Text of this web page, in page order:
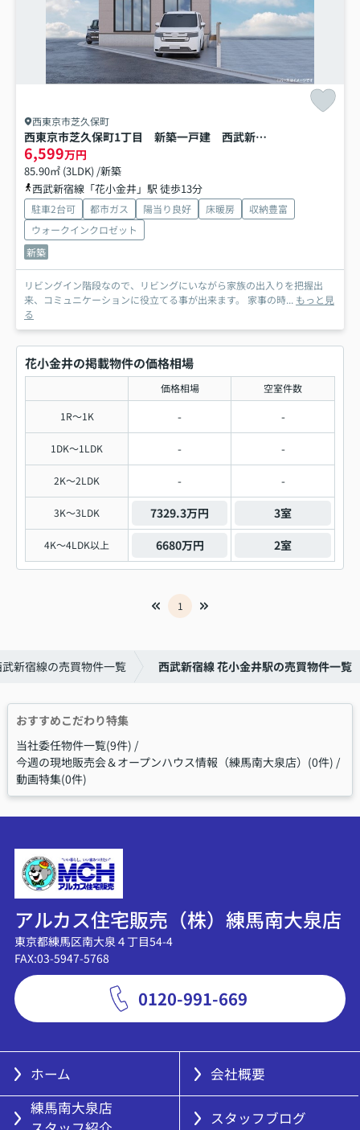
西東京市芝久保町
西東京市芝久保町1丁目 新築一戸建 西武新宿線 花小金井
6,599万円
85.90㎡ (3LDK) /新築
西武新宿線「花小金井」駅 徒歩13分
駐車2台可 都市ガス 陽当り良好 床暖房
収納豊富
ウォークインクロゼット
新築
リビングイン階段なので、リビングにいながら家族の出入りを把握出
来、コミュニケーションに役立てる事が出来ます。 家事の時... もっと見
る
花小金井の掲載物件の価格相場
価格相場 空室件数
1R～1K - -
1DK～1LDK - -
2K～2LDK - -
3K～3LDK 7329.3万円 3室
4K～4LDK以上 6680万円 2室
1
新宿線の売買物件一覧 西武新宿線 花小金井駅の売買物件一覧
おすすめこだわり特集
当社委任物件一覧(9件)
今週の現地販売会＆オープンハウス情報（練馬南大泉店）(0件)
動画特集(0件)
アルカス住宅販売（株）練馬南大泉店
東京都練馬区南大泉４丁目54-4
FAX:03-5947-5768
0120-991-669
ホーム
会社概要
練馬南大泉店
スタッフブログ